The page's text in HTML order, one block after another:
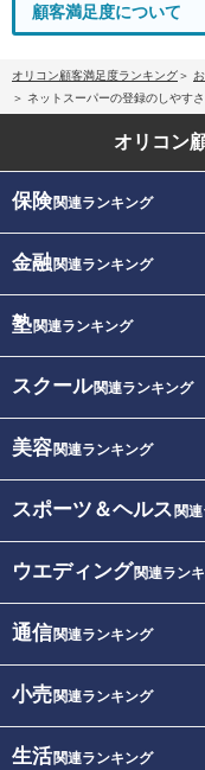
顧客満足度について
オリコン顧客満足度ランキング
ネットスーパーの登録のしやす
オリコン
保険関連ランキング
金融関連ランキング
塾関連ランキング
スクール関連ランキング
美容関連ランキング
スポーツ＆ヘルス 関
ウエディング関連ラン
通信関連ランキング
小売関連ランキング
生活関連ランキング